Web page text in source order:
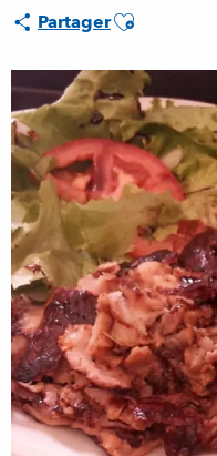
PartagerAjouter aux